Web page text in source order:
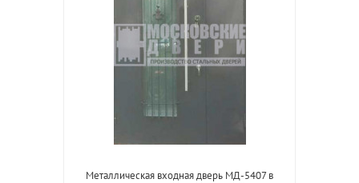
Металлическая входная дверь МД-5407 в